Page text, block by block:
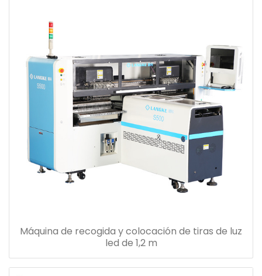
Máquina de recogida y colocación de tiras de luz
led de 1,2 m